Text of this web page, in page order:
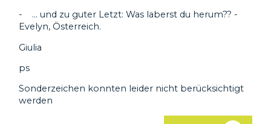
- … und zu guter Letzt: Was laberst du herum?? -
Evelyn, Österreich.
Giulia
ps
Sonderzeichen konnten leider nicht berücksichtigt
werden